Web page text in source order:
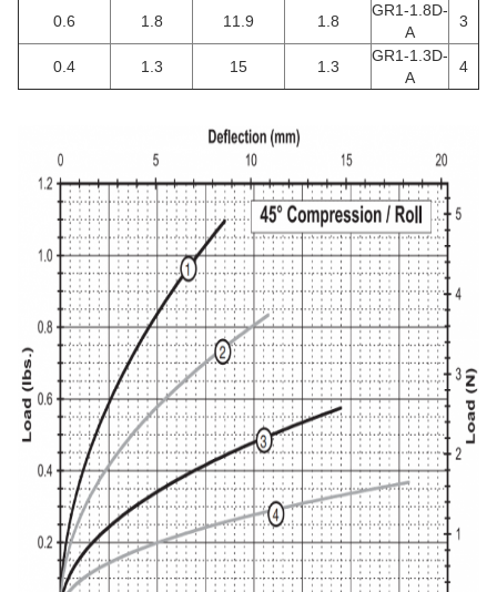
GR1-1.8D-
A
1.8
11.9
1.8
0.6
4
GR1-1.3D-
A
1.3
15
1.3
0.4